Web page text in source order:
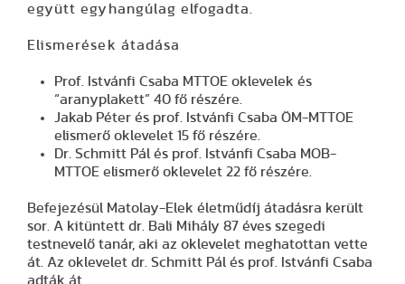
együtt egyhangúlag elfogadta.
Elismerések átadása
Prof. Istvánfi Csaba MTTOE oklevelek és
“aranyplakett” 40 fő részére.
Jakab Péter és prof. Istvánfi Csaba ÖM-MTTOE
elismerő oklevelet 15 fő részére.
Dr. Schmitt Pál és prof. Istvánfi Csaba MOB-
MTTOE elismerő oklevelet 22 fő részére.
Befejezésül Matolay-Elek életműdíj átadásra került
sor. A kitüntett dr. Bali Mihály 87 éves szegedi
testnevelő tanár, aki az oklevelet meghatottan vette
át. Az oklevelet dr. Schmitt Pál és prof. Istvánfi Csaba
adták át.